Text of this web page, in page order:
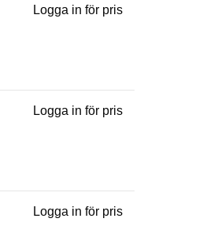
Logga in för pris
Logga in för pris
Logga in för pris